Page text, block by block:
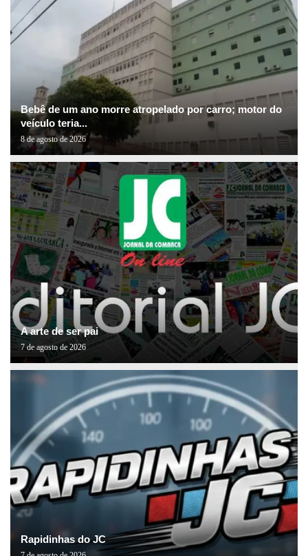
Bebê de um ano morre atropelado por carro; motor do
veículo teria...
8 de agosto de 2026
A arte de ser pai
7 de agosto de 2026
Rapidinhas do JC